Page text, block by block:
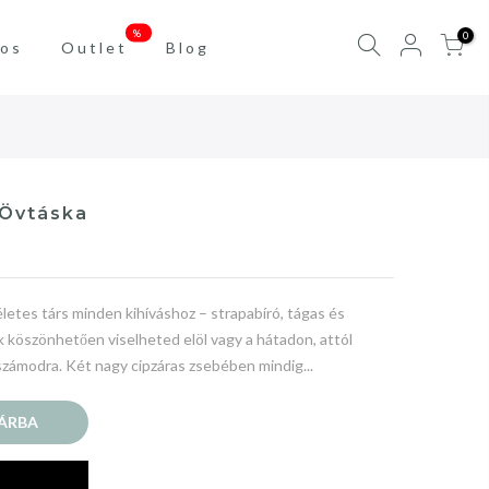
Outlet
%
Blog
0
társ minden kihíváshoz – strapabíró, tágas és
köszönhetően viselheted elöl vagy a hátadon, attól
Két nagy cipzáras zsebében mindig...